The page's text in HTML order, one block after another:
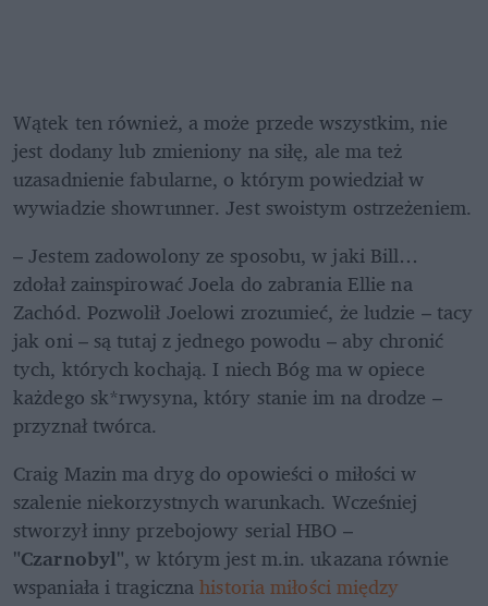
Wątek ten również, a może przede wszystkim, nie
jest dodany lub zmieniony na siłę, ale ma też
uzasadnienie fabularne, o którym powiedział w
– Jestem zadowolony ze sposobu, w jaki Bill…
zdołał zainspirować Joela do zabrania Ellie na
Zachód. Pozwolił Joelowi zrozumieć, że ludzie – tacy
jak oni – są tutaj z jednego powodu – aby chronić
tych, których kochają. I niech Bóg ma w opiece
każdego sk*rwysyna, który stanie im na drodze –
przyznał twórca.
Craig Mazin ma dryg do opowieści o miłości w
szalenie niekorzystnych warunkach. Wcześniej
stworzył inny przebojowy serial HBO –
"Czarnobyl", w którym jest m.in. ukazana równie
wspaniała i tragiczna historia miłości między